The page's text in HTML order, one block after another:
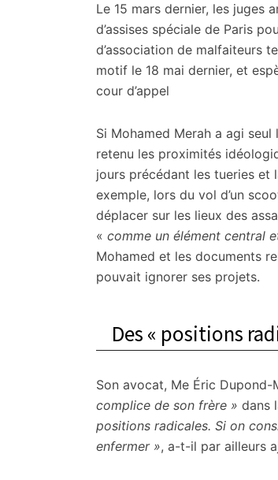
Le 15 mars dernier, les juges
d’assises spéciale de Paris
d’association de malfaiteurs
motif le 18 mai dernier, et
cour d’appel
Si Mohamed Merah a agi seul
retenu les proximités
jours précédant les tueries et
exemple, lors du vol d’un
déplacer sur les lieux des
« comme un élément central
Mohamed et les documents
pouvait ignorer ses projets.
Des « positions
Son avocat, Me Éric Dupond-
complice de son frère » dans
positions radicales. Si on
enfermer », a-t-il par ailleurs